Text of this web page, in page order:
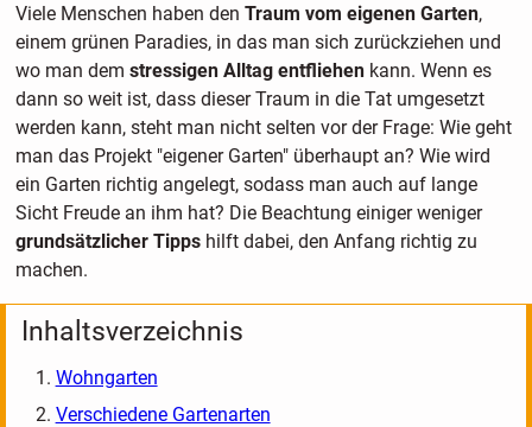
Viele Menschen haben den Traum vom eigenen Garten,
einem grünen Paradies, in das man sich zurückziehen und
wo man dem stressigen Alltag entfliehenkann. Wenn es
dann so weit ist, dass dieser Traum in die Tat umgesetzt
werden kann, steht man nicht selten vor der Frage: Wie geht
man das Projekt "eigener Garten" überhaupt an? Wie wird
ein Garten richtig angelegt, sodass man auch auf lange
Sicht Freude an ihm hat? Die Beachtung einiger weniger
grundsätzlicher Tippshilft dabei, den Anfang richtig zu
machen.
Inhaltsverzeichnis
Wohngarten
Verschiedene Gartenarten